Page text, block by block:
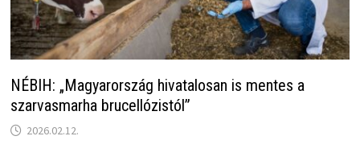
NÉBIH: „Magyarország hivatalosan is mentes a
szarvasmarha brucellózistól”
2026.02.12.